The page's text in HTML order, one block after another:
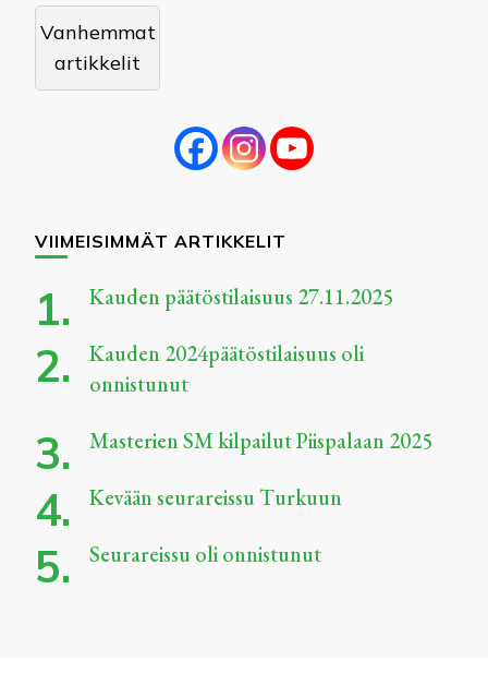
Artikkelien
selaus
Vanhemmat
artikkelit
VIIMEISIMMÄT ARTIKKELIT
Kauden päätöstilaisuus 27.11.2025
Kauden 2024päätöstilaisuus oli
onnistunut
Masterien SM kilpailut Piispalaan 2025
Kevään seurareissu Turkuun
Seurareissu oli onnistunut